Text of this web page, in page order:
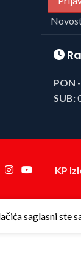
PON
SUB:
KP
saglasni ste